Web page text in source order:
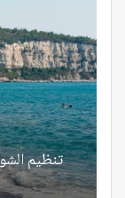
تنظيم